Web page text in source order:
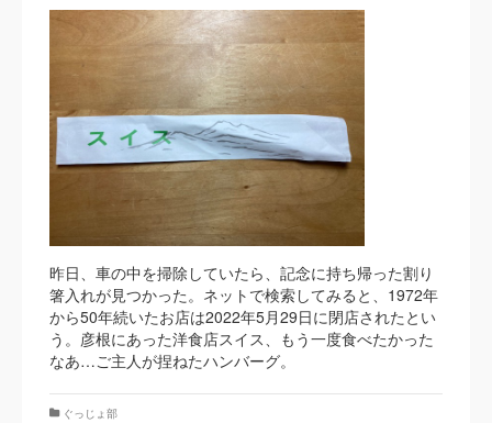
昨日、車の中を掃除していたら、記念に持ち帰った割り
箸入れが見つかった。ネットで検索してみると、1972年
から50年続いたお店は2022年5月29日に閉店されたとい
う。彦根にあった洋食店スイス、もう一度食べたかった
なあ…ご主人が捏ねたハンバーグ。
ぐっじょ部